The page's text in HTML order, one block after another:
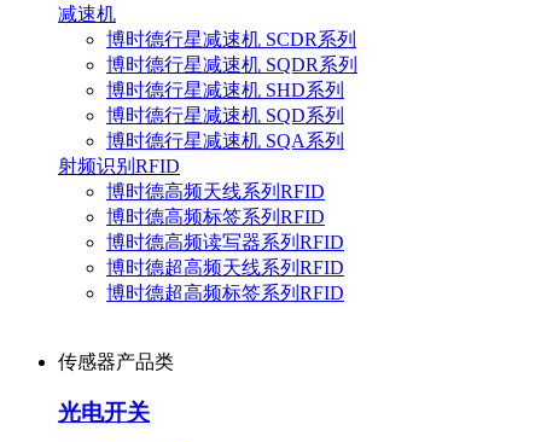
减速机
博时德行星减速机 SCDR系列
博时德行星减速机 SQDR系列
博时德行星减速机 SHD系列
博时德行星减速机 SQD系列
博时德行星减速机 SQA系列
射频识别RFID
博时德高频天线系列RFID
博时德高频标签系列RFID
博时德高频读写器系列RFID
博时德超高频天线系列RFID
博时德超高频标签系列RFID
传感器产品类
光电开关